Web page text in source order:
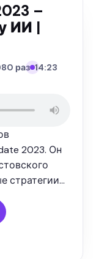
–
ИИ |
раз 14:23
2023. Он
стратегии
создании
для …